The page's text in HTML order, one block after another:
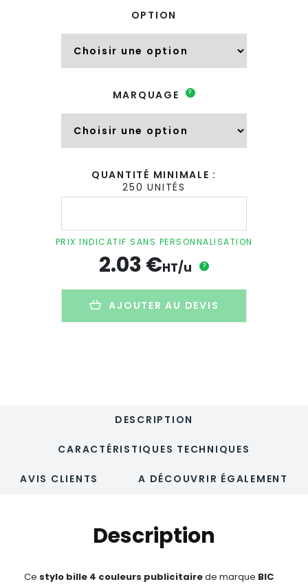
OPTION
MARQUAGE ?
QUANTITÉ MINIMALE :
250 UNITÉS
quantité
bille
4
tendances
publicitaire
PRIX INDICATIF SANS PERSONNALISATION
2.03€HT/u ?
AJOUTER AU DEVIS
DESCRIPTION
CARACTÉRISTIQUES TECHNIQUES
AVIS CLIENTS A DÉCOUVRIR ÉGALEMENT
Description
Ce stylo bille 4 couleurs publicitairede marque BIC